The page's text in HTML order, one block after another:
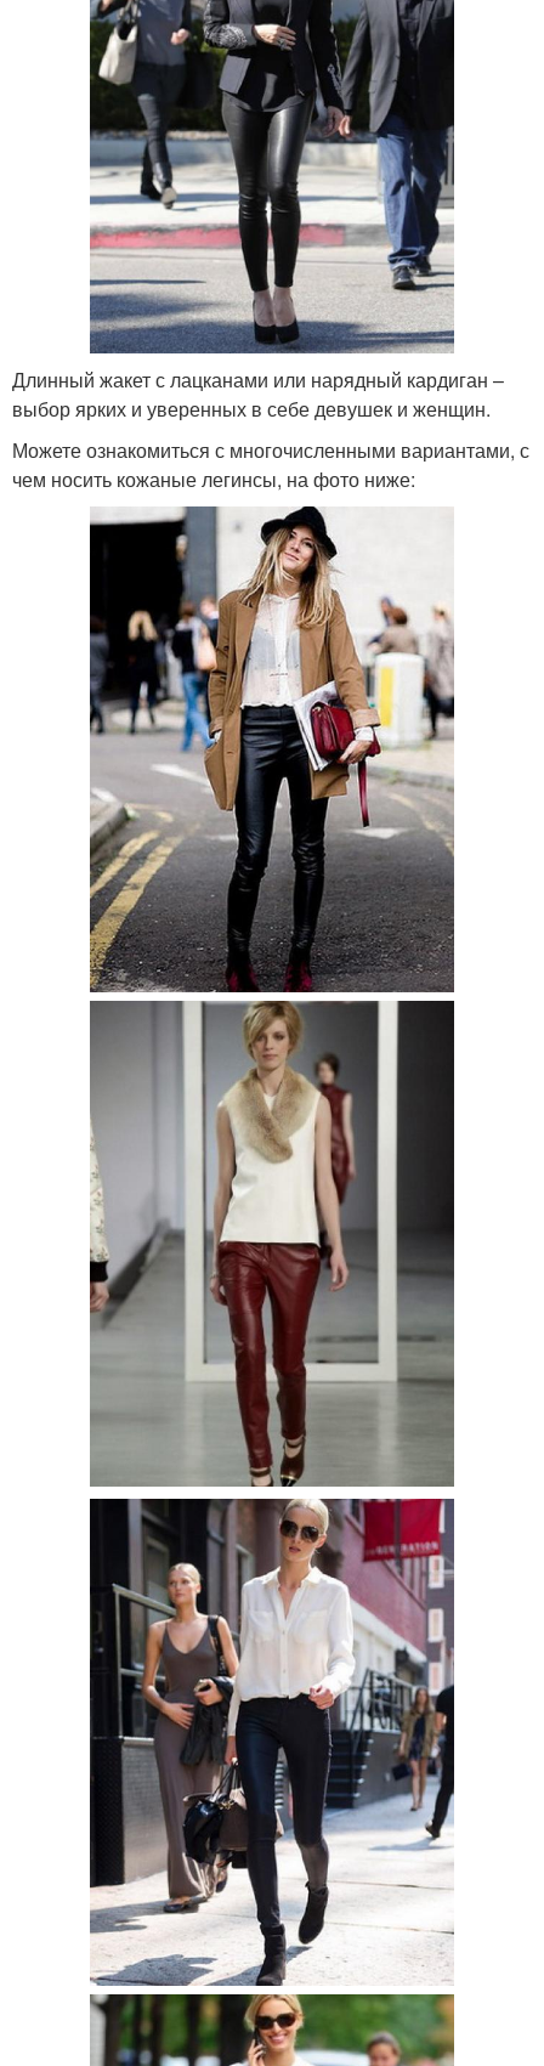
Длинный жакет с лацканами или нарядный кардиган –
выбор ярких и уверенных в себе девушек и женщин.
Можете ознакомиться с многочисленными вариантами, с
чем носить кожаные легинсы, на фото ниже: